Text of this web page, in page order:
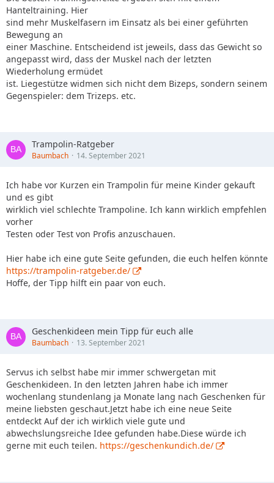
Hanteltraining. Hier
sind mehr Muskelfasern im Einsatz als bei einer geführten
Bewegung an
einer Maschine. Entscheidend ist jeweils, dass das Gewicht so
angepasst wird, dass der Muskel nach der letzten
Wiederholung ermüdet
ist. Liegestütze widmen sich nicht dem Bizeps, sondern seinem
Gegenspieler: dem Trizeps. etc.
Trampolin-Ratgeber
Baumbach 14. September 2021
Ich habe vor Kurzen ein Trampolin für meine Kinder gekauft
und es gibt
wirklich viel schlechte Trampoline. Ich kann wirklich empfehlen
vorher
Testen oder Test von Profis anzuschauen.
Hier habe ich eine gute Seite gefunden, die euch helfen könnte
https://trampolin-ratgeber.de/
Hoffe, der Tipp hilft ein paar von euch.
Geschenkideen mein Tipp für euch alle
Baumbach 13. September 2021
Servus ich selbst habe mir immer schwergetan mit
Geschenkideen. In den letzten Jahren habe ich immer
wochenlang stundenlang ja Monate lang nach Geschenken für
meine liebsten geschaut.Jetzt habe ich eine neue Seite
entdeckt Auf der ich wirklich viele gute und
abwechslungsreiche Idee gefunden habe.Diese würde ich
gerne mit euch teilen. https://geschenkundich.de/